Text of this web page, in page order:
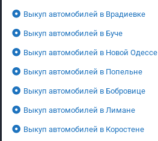
Выкуп автомобилей в Врадиевке
Выкуп автомобилей в Буче
Выкуп автомобилей в Новой Одессе
Выкуп автомобилей в Попельне
Выкуп автомобилей в Бобровице
Выкуп автомобилей в Лимане
Выкуп автомобилей в Коростене